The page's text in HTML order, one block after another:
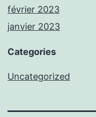
février 2023
janvier 2023
Categories
Uncategorized